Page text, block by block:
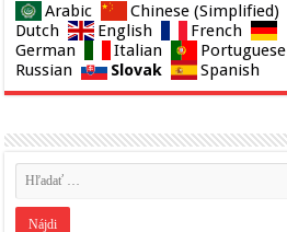
Arabic
Chinese (Simplified)
Dutch
English
French
German
Italian
Portuguese
Russian
Slovak Spanish